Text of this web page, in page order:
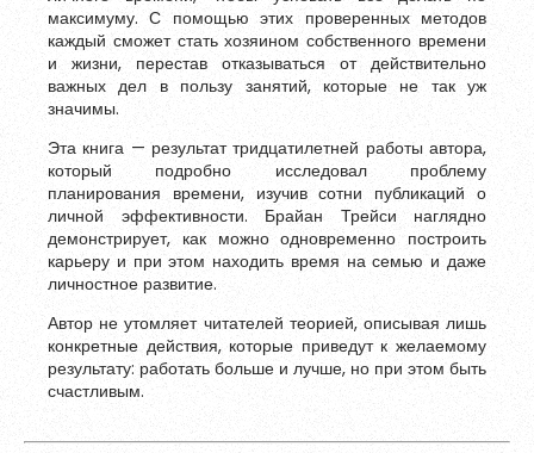
максимуму. С помощью этих проверенных методов
каждый сможет стать хозяином собственного времени
и жизни, перестав отказываться от действительно
важных дел в пользу занятий, которые не так уж
значимы.
Эта книга — результат тридцатилетней работы автора,
который подробно исследовал проблему
планирования времени, изучив сотни публикаций о
личной эффективности. Брайан Трейси наглядно
демонстрирует, как можно одновременно построить
карьеру и при этом находить время на семью и даже
личностное развитие.
Автор не утомляет читателей теорией, описывая лишь
конкретные действия, которые приведут к желаемому
результату: работать больше и лучше, но при этом быть
счастливым.
Зарегистрироваться
Войти